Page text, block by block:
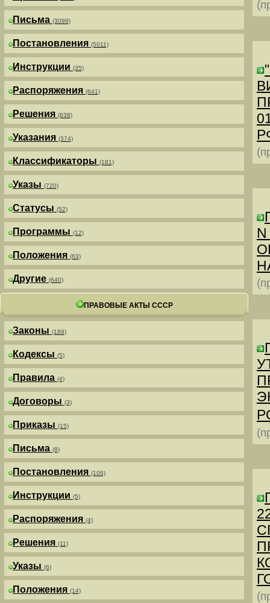
Письма (3099)
Постановления (5011)
Инструкции (35)
Распоряжения (641)
Решения (838)
Указания (374)
Классификаторы (181)
Указы (720)
Статусы (52)
Программы (12)
Положения (63)
Другие (640)
ПРАВОВЫЕ АКТЫ СССР
Законы (189)
Кодексы (5)
Правила (4)
Договоры (3)
Приказы (15)
Письма (8)
Постановления (106)
Инструкции (5)
Распоряжения (4)
Решения (11)
Указы (6)
Положения (14)